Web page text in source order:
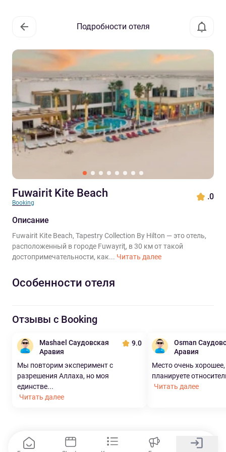
Подробности отеля
Fuwairit Kite Beach
Booking
.0
Описание
Fuwairit Kite Beach, Tapestry Collection By Hilton — это отель,
расположенный в городе Fuwayriţ, в 30 км от такой
достопримечательности, как... Читать далее
Особенности отеля
Отзывы с Booking
Mashael Саудовская
Аравия
9.0
Мы повторим эксперимент с
разрешения Аллаха, но моя
единстве...
Читать далее
Osman
Аравия
Место очень
планируете
Читать далее